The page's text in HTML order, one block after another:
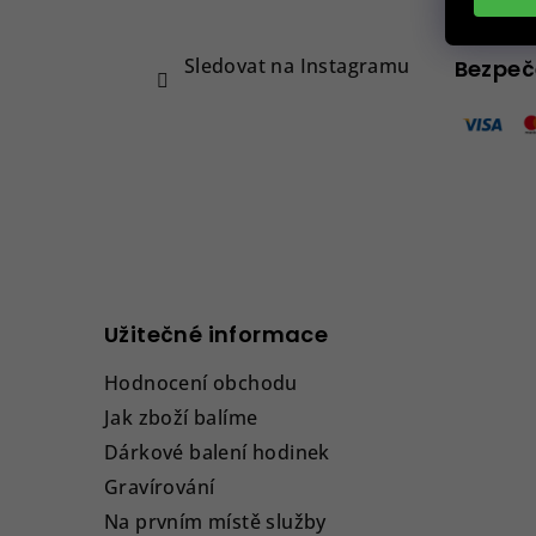
Sledovat na Instagramu
Užitečné informace
Hodnocení obchodu
Jak zboží balíme
Dárkové balení hodinek
Gravírování
Na prvním místě služby